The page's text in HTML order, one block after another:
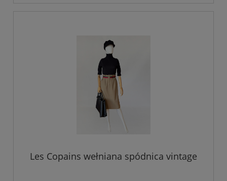
Les Copains wełniana spódnica vintage